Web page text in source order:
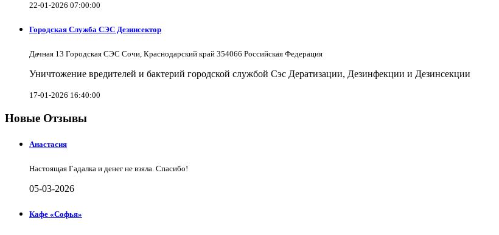
22-01-2026 07:00:00
Городская Служба СЭС Дезинсектор
Дачная 13 Городская СЭС Сочи, Краснодарский край 354066 Российская Федерация
Уничтожение вредителей и бактерий городской службой Сэс Дератизации, Дезинфекции и Дезинсекции
17-01-2026 16:40:00
Новые Отзывы
Анастасия
Настоящая Гадалка и денег не взяла. Спасибо!
05-03-2026
Кафе «Софья»